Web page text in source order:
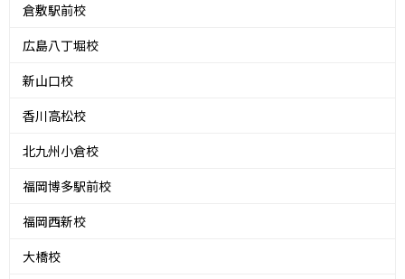
倉敷駅前校
広島八丁堀校
新山口校
香川高松校
北九州小倉校
福岡博多駅前校
福岡西新校
大橋校